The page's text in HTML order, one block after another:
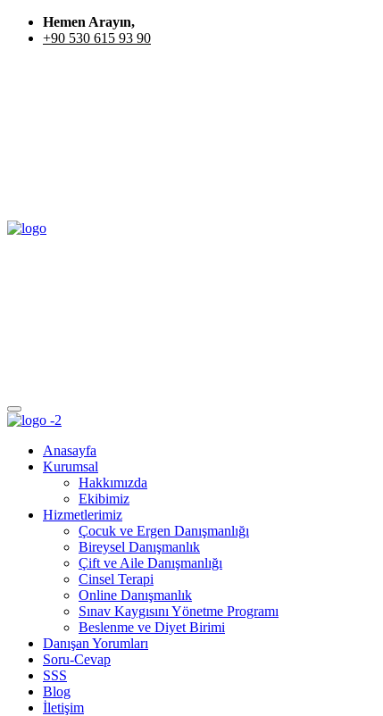
Hemen Arayın,
+90 530 615 93 90
Anasayfa
Kurumsal
Hakkımızda
Ekibimiz
Hizmetlerimiz
Çocuk ve Ergen Danışmanlığı
Bireysel Danışmanlık
Çift ve Aile Danışmanlığı
Cinsel Terapi
Online Danışmanlık
Sınav Kaygısını Yönetme Programı
Beslenme ve Diyet Birimi
Danışan Yorumları
Soru-Cevap
SSS
Blog
İletişim